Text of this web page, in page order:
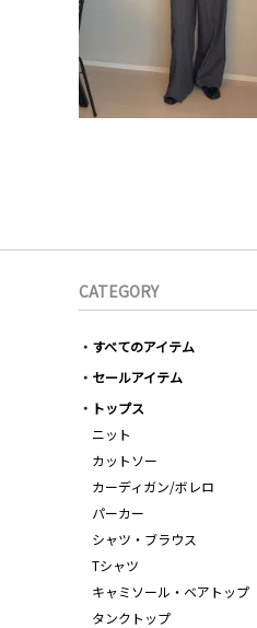
CATEGORY
すべてのアイテム
セールアイテム
トップス
ニット
カットソー
カーディガン/ボレロ
パーカー
シャツ・ブラウス
Tシャツ
キャミソール・ベアトップ
タンクトップ